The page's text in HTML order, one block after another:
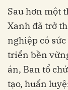
Sau hơn một
Xanh đã trở
nghiệp có
triển bền
án, Ban tổ
tạo, huấn